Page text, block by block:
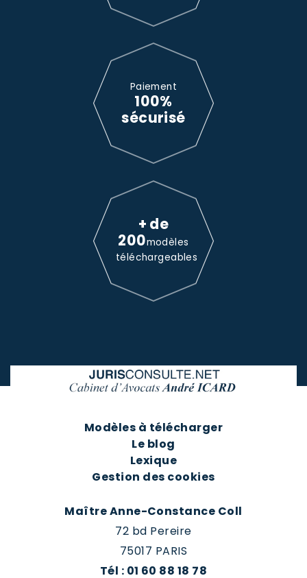
Paiement
100%
sécurisé
+ de
200modèles
téléchargeables
Modèles à télécharger
Le blog
Lexique
Gestion des cookies
Maître Anne-Constance Coll
72 bd Pereire
75017 PARIS
Tél : 01 60 88 18 78